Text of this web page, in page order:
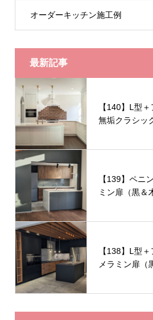
オーダーキッチン施工例
最新記事
【140】L型
無垢クラシッ
【139】ペニ
ミン扉（黒＆
【138】L型
メラミン扉（